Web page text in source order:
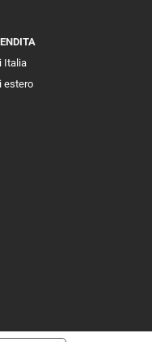
Italia
estero